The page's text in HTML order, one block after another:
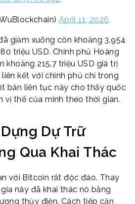
April 11, 2026
giảm xuống còn khoảng 3,954
triệu USD. Chính phủ Hoàng
khoảng 215.7 triệu USD giá trị
kết với chính phủ chỉ trong
bán liên tục này cho thấy quốc
vị thế của mình theo thời gian.
Dự Trữ
Qua Khai Thác
với Bitcoin rất độc đáo. Thay
này đã khai thác nó bằng
thủy điện. Cách tiếp cận